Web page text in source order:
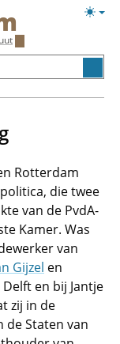
Rotterdam
die twee
van de PvdA-
Kamer. Was
van
Gijzel en
en bij Jantje
zij in de
de Staten van